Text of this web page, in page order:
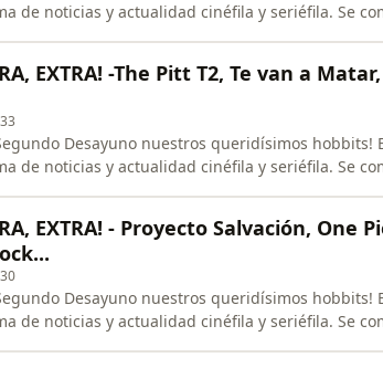
de noticias y actualidad cinéfila y seriéfila. Se
2, HoEXTRA! -The Pitt T2, Te van a
nuestros queridísimos hobbits! El programa ¡EXTRA, EXTRA! es
de noticias y actualidad cinéfila y seriéfila. Se
Pri
EXTRA! - Proyecto Salvación, One
nuestros queridísimos hobbits! El programa ¡EXTRA, EXTRA! es
de noticias y actualidad cinéfila y seriéfila. Se